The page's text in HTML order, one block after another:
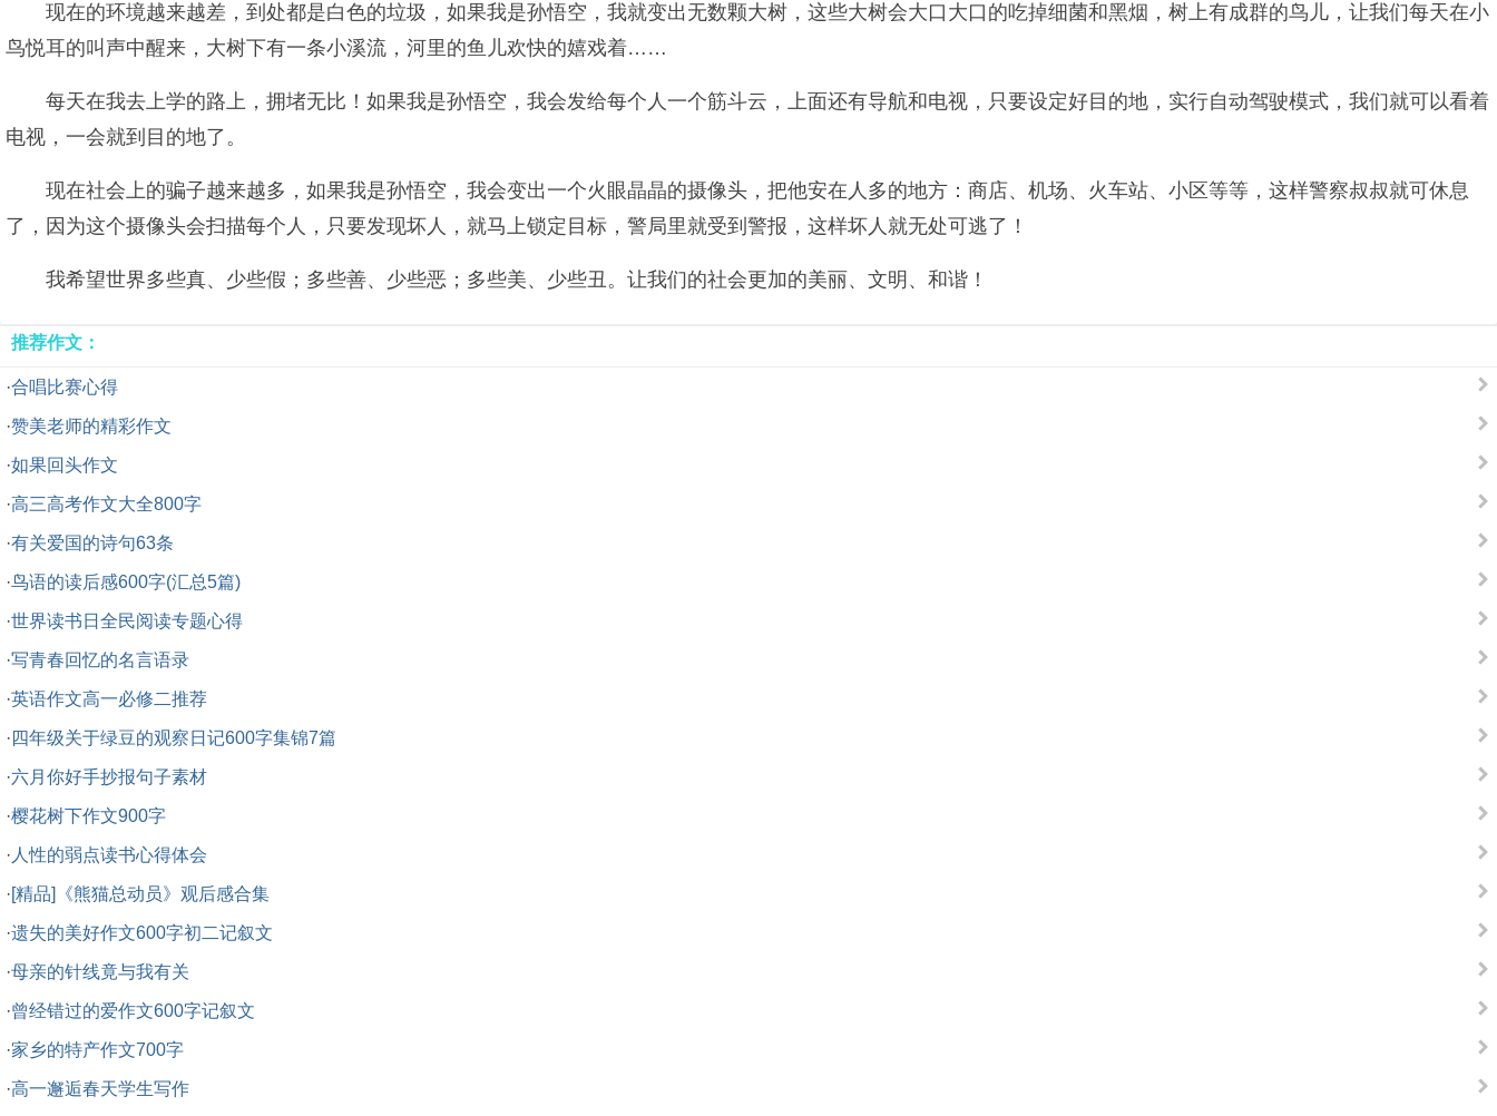
现在的环境越来越差，到处都是白色的垃圾，如果我是孙悟空，我就变出无数颗大树，这些大树会大口大口的吃掉细菌和黑烟，树上有成群的鸟儿，让我们每天在小
鸟悦耳的叫声中醒来，大树下有一条小溪流，河里的鱼儿欢快的嬉戏着……
每天在我去上学的路上，拥堵无比！如果我是孙悟空，我会发给每个人一个筋斗云，上面还有导航和电视，只要设定好目的地，实行自动驾驶模式，我们就可以看着
电视，一会就到目的地了。
现在社会上的骗子越来越多，如果我是孙悟空，我会变出一个火眼晶晶的摄像头，把他安在人多的地方：商店、机场、火车站、小区等等，这样警察叔叔就可休息
了，因为这个摄像头会扫描每个人，只要发现坏人，就马上锁定目标，警局里就受到警报，这样坏人就无处可逃了！
我希望世界多些真、少些假；多些善、少些恶；多些美、少些丑。让我们的社会更加的美丽、文明、和谐！
推荐作文：
·合唱比赛心得
·赞美老师的精彩作文
·如果回头作文
·高三高考作文大全800字
·有关爱国的诗句63条
·鸟语的读后感600字(汇总5篇)
·世界读书日全民阅读专题心得
·写青春回忆的名言语录
·英语作文高一必修二推荐
· 四年级关于绿豆的观察日记600字集锦7篇
·六月你好手抄报句子素材
·樱花树下作文900字
· 人性的弱点读书心得体会
·[精品]《熊猫总动员》观后感合集
·遗失的美好作文600字初二记叙文
·母亲的针线竟与我有关
·曾经错过的爱作文600字记叙文
·家乡的特产作文700字
·高一邂逅春天学生写作